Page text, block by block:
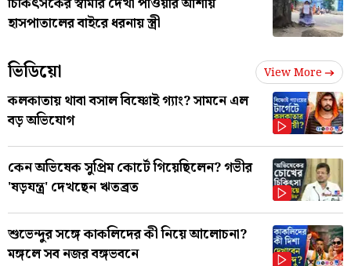
হাসপাতালের বাইরে ধরনায় স্ত্রী
ভিডিয়ো View More
কলকাতায় থাবা বসাল বিষ্ণোই গ্যাং? সামনে এল
বড় অভিযোগ
কেন অভিষেক সুপ্রিম কোর্টে গিয়েছিলেন? গভীর
'ষড়যন্ত্র' দেখছেন ঋতব্রত
শুভেন্দুর সঙ্গে কাকলিদের কী নিয়ে আলোচনা?
মঙ্গলে সব নজর বঙ্গভবনে